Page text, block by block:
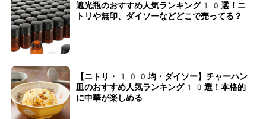
遮光瓶のおすすめ人気ランキング10選！ニ
トリや無印、ダイソーなどどこで売ってる？
【ニトリ・100均・ダイソー】チャーハン
皿のおすすめ人気ランキング10選！本格的
に中華が楽しめる